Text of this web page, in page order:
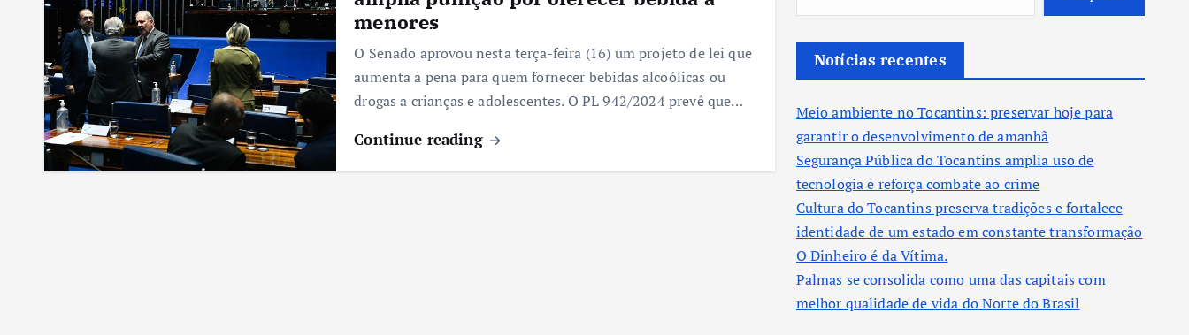
menores
O Senado aprovou nesta terça-feira (16) um projeto de lei que
aumenta a pena para quem fornecer bebidas alcoólicas ou
drogas a crianças e adolescentes. O PL 942/2024 prevê que…
Continue reading
Notícias recentes
Meio ambiente no Tocantins: preservar hoje para
garantir o desenvolvimento de amanhã
Segurança Pública do Tocantins amplia uso de
tecnologia e reforça combate ao crime
Cultura do Tocantins preserva tradições e fortalece
identidade de um estado em constante transformação
O Dinheiro é da Vítima.
Palmas se consolida como uma das capitais com
melhor qualidade de vida do Norte do Brasil